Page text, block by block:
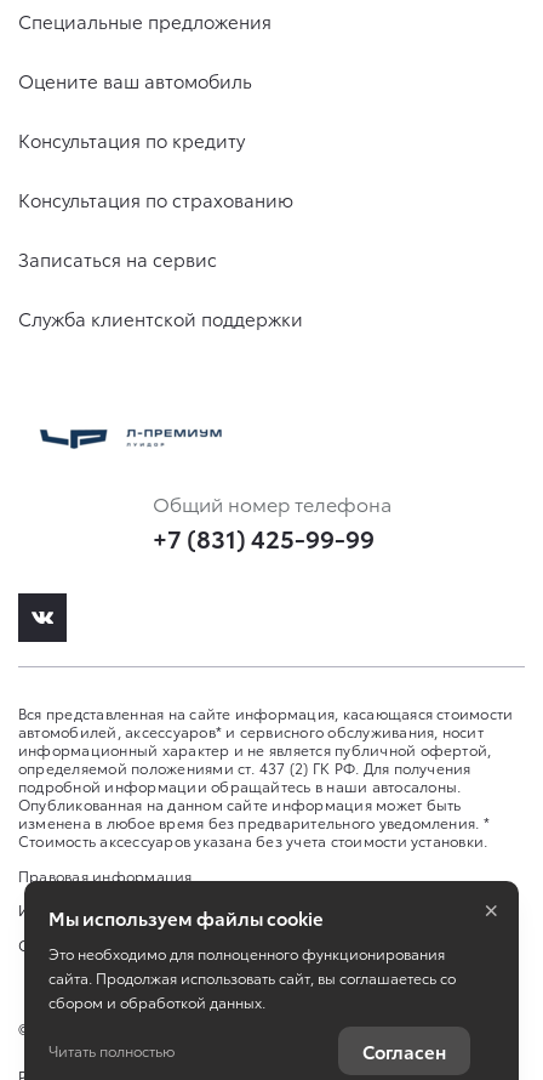
Специальные предложения
Оцените ваш автомобиль
Консультация по кредиту
Консультация по страхованию
Записаться на сервис
Служба клиентской поддержки
Общий номер телефона
+7 (831) 425-99-99
Вся представленная на сайте информация, касающаяся стоимости
автомобилей, аксессуаров* и сервисного обслуживания, носит
информационный характер и не является публичной офертой,
определяемой положениями ст. 437 (2) ГК РФ. Для получения
подробной информации обращайтесь в наши автосалоны.
Опубликованная на данном сайте информация может быть
изменена в любое время без предварительного уведомления. *
Стоимость аксессуаров указана без учета стоимости установки.
Правовая информация
Изменить настройку cookies
Сбросить cookie
©
Мы используем файлы cookie
Это необходимо для полноценного функционирования
сайта. Продолжая использовать сайт, вы соглашаетесь со
сбором и обработкой данных.
Читать полностью Согласен
×